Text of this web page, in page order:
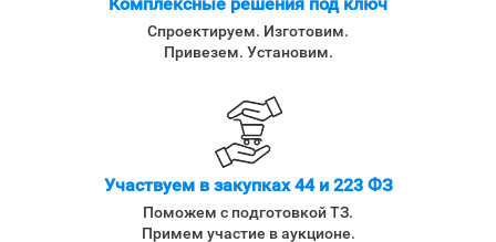
Спроектируем. Изготовим.
Привезем. Установим.
Участвуем в закупках 44 и 223 ФЗ
Поможем с подготовкой ТЗ.
Примем участие в аукционе.